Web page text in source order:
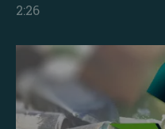
2:26